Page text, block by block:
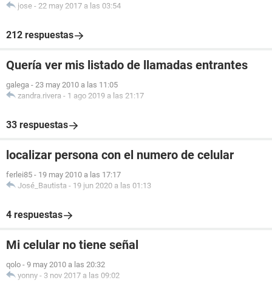
jose - 22 may 2017 a las 03:54
212 respuestas
Quería ver mis listado de llamadas entrantes
galega - 23 may 2010 a las 11:05
zandra.rivera - 1 ago 2019 a las 21:17
33 respuestas
localizar persona con el numero de celular
ferlei85 - 19 may 2010 a las 17:17
José_Bautista - 19 jun 2020 a las 01:13
4 respuestas
Mi celular no tiene señal
qolo - 9 may 2010 a las 20:32
yonny - 3 nov 2017 a las 09:02